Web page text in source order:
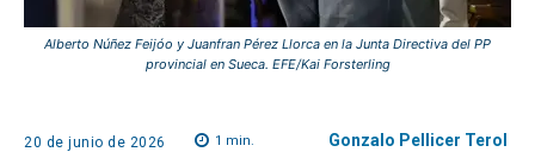
Alberto Núñez Feijóo y Juanfran Pérez Llorca en la Junta Directiva del PP
provincial en Sueca. EFE/Kai Forsterling
20 de junio de 2026 1 min. Gonzalo Pellicer Terol